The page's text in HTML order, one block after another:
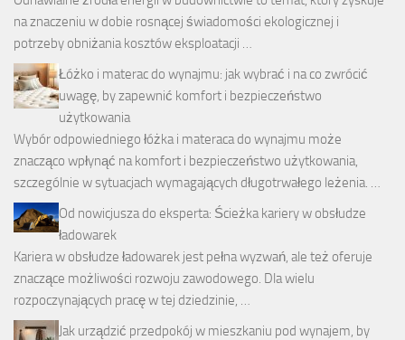
na znaczeniu w dobie rosnącej świadomości ekologicznej i
potrzeby obniżania kosztów eksploatacji …
Łóżko i materac do wynajmu: jak wybrać i na co zwrócić
uwagę, by zapewnić komfort i bezpieczeństwo
użytkowania
Wybór odpowiedniego łóżka i materaca do wynajmu może
znacząco wpłynąć na komfort i bezpieczeństwo użytkowania,
szczególnie w sytuacjach wymagających długotrwałego leżenia. …
Od nowicjusza do eksperta: Ścieżka kariery w obsłudze
ładowarek
Kariera w obsłudze ładowarek jest pełna wyzwań, ale też oferuje
znaczące możliwości rozwoju zawodowego. Dla wielu
rozpoczynających pracę w tej dziedzinie, …
Jak urządzić przedpokój w mieszkaniu pod wynajem, by